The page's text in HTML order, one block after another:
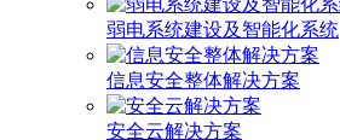
弱电系统建设及智能化系统
信息安全整体解决方案
安全云解决方案